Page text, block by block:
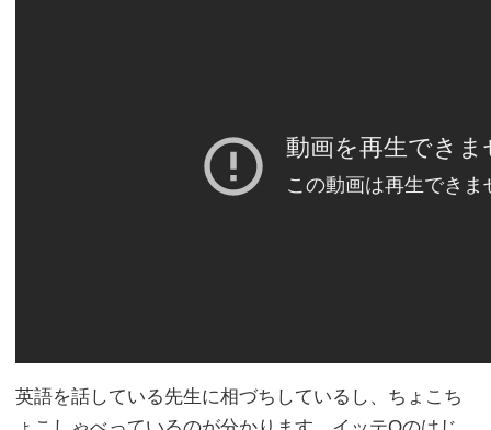
英語を話している先生に相づちしているし、ちょこち